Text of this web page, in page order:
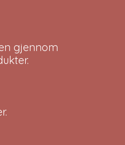
gjennom
.